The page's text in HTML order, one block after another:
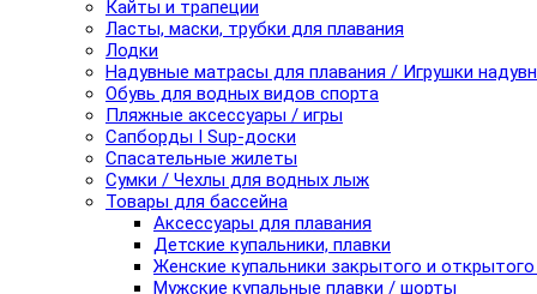
Кайты и трапеции
Ласты, маски, трубки для плавания
Лодки
Надувные матрасы для плавания / Игрушки
Обувь для водных видов спорта
Пляжные аксессуары / игры
Сапборды I Sup-доски
Спасательные жилеты
Сумки / Чехлы для водных лыж
Товары для бассейна
Аксессуары для плавания
Детские купальники, плавки
Женские купальники закрытого и
Мужские купальные плавки / шорты